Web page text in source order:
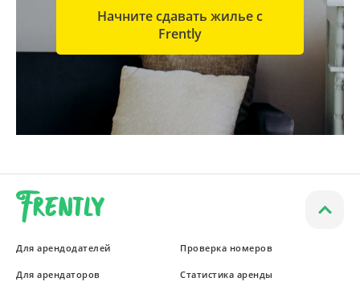
Начните сдавать жилье с
Frently
Для арендодателей
Для арендаторов
Проверка номеров
Статистика аренды